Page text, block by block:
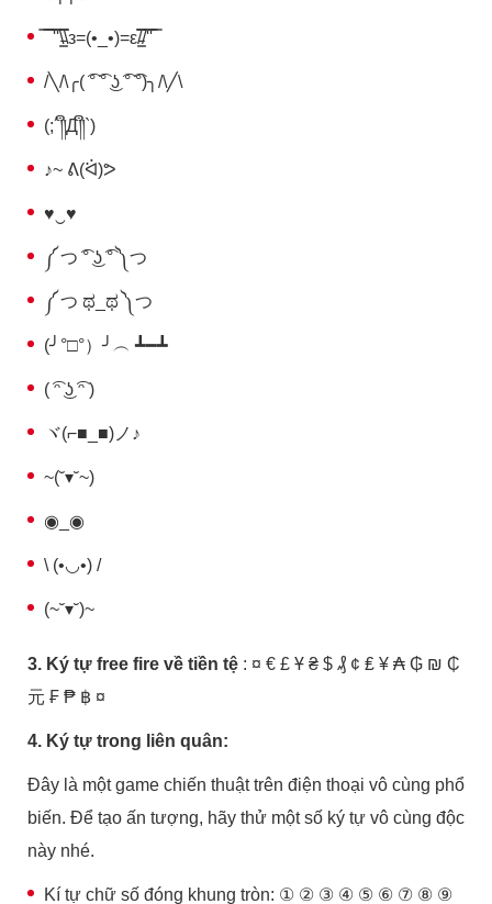
̿ ̿ ̿'̿'\̵͇̿̿\з=(•_•)=ε/̵͇̿̿/'̿'̿ ̿
/╲/\╭( ͡° ͡° ͜ʖ ͡° ͡°)╮/\╱\
(;´༎ຶД༎ຶ`)
♪~ ᕕ(ᐛ)ᕗ
♥‿♥
༼ つ ͡° ͜ʖ ͡° ༽つ
༼ つ ಥ_ಥ ༽つ
(╯°□°）╯︵ ┻━┻
( ͡ᵔ ͜ʖ ͡ᵔ )
ヾ(⌐■_■)ノ♪
~(˘▾˘~)
◉_◉
\ (•◡•) /
(~˘▾˘)~
3. Ký tự free fire về tiền tệ : ¤ € £ Ұ ₴ $ ₰ ¢ ₤ ¥ ₳ ₲ ₪ ₵
元 ₣ ₱ ฿ ¤
4. Ký tự trong liên quân:
Đây là một game chiến thuật trên điện thoại vô cùng phổ
biến. Để tạo ấn tượng, hãy thử một số ký tự vô cùng độc
này nhé.
Kí tự chữ số đóng khung tròn: ① ② ③ ④ ⑤ ⑥ ⑦ ⑧ ⑨